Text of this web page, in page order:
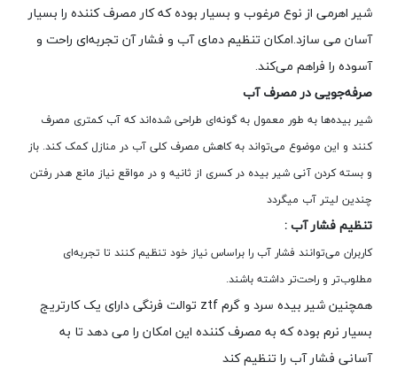
شیر اهرمی از نوع مرغوب و بسیار بوده که کار مصرف کننده را بسیار
آسان می سازد.امکان تنظیم دمای آب و فشار آن تجربه‌ای راحت و
آسوده را فراهم می‌کند.
صرفه‌جویی در مصرف آب
شیر بیده‌ها به طور معمول به گونه‌ای طراحی شده‌اند که آب کمتری مصرف
کنند و این موضوع می‌تواند به کاهش مصرف کلی آب در منازل کمک کند. باز
و بسته کردن آنی شیر بیده در کسری از ثانیه و در مواقع نیاز مانع هدر رفتن
چندین لیتر آب میگردد
تنظیم فشار آب :
کاربران می‌توانند فشار آب را براساس نیاز خود تنظیم کنند تا تجربه‌ای
مطلوب‌تر و راحت‌تر داشته باشند.
همچنین شیر بیده سرد و گرم ztf توالت فرنگی دارای یک کارتریج
بسیار نرم بوده که به مصرف کننده این امکان را می دهد تا به
آسانی فشار آب را تنظیم کند